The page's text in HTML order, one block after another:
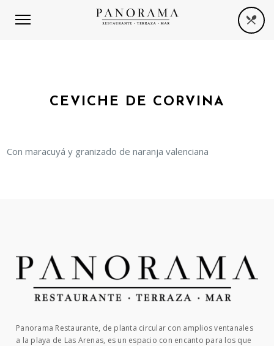
CEVICHE DE CORVINA
Con maracuyá y granizado de naranja valenciana
Panorama Restaurante, de planta circular con amplios ventanales
a la playa de Las Arenas, es un espacio con encanto para los que